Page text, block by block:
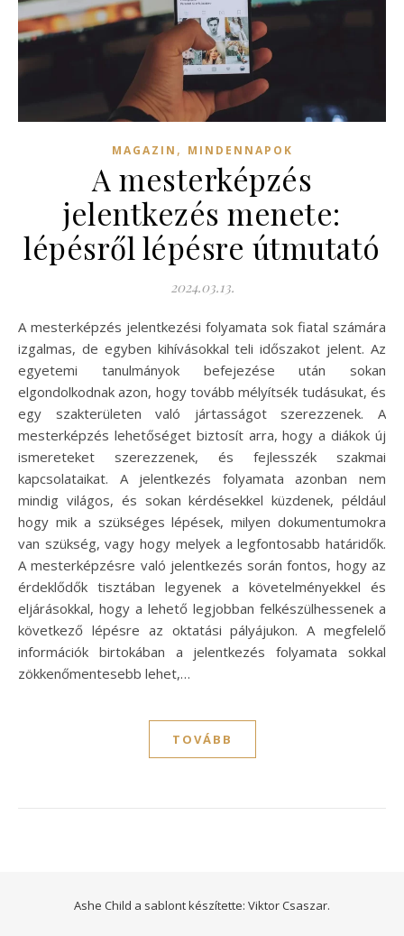
MAGAZIN , MINDENNAPOK
A mesterképzés
jelentkezés menete:
lépésről lépésre útmutató
2024.03.13.
A mesterképzés jelentkezési folyamata sok fiatal számára
izgalmas, de egyben kihívásokkal teli időszakot jelent. Az
egyetemi tanulmányok befejezése után sokan
elgondolkodnak azon, hogy tovább mélyítsék tudásukat, és
egy szakterületen való jártasságot szerezzenek. A
mesterképzés lehetőséget biztosít arra, hogy a diákok új
ismereteket szerezzenek, és fejlesszék szakmai
kapcsolataikat. A jelentkezés folyamata azonban nem
mindig világos, és sokan kérdésekkel küzdenek, például
hogy mik a szükséges lépések, milyen dokumentumokra
van szükség, vagy hogy melyek a legfontosabb határidők.
A mesterképzésre való jelentkezés során fontos, hogy az
érdeklődők tisztában legyenek a követelményekkel és
eljárásokkal, hogy a lehető legjobban felkészülhessenek a
következő lépésre az oktatási pályájukon. A megfelelő
információk birtokában a jelentkezés folyamata sokkal
zökkenőmentesebb lehet,…
TOVÁBB
Ashe Child a sablont készítette: Viktor Csaszar.